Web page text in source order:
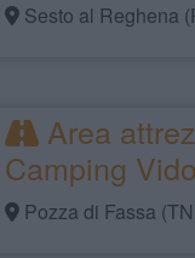
Sesto al Reghena
Area
Camping
Pozza di Fassa